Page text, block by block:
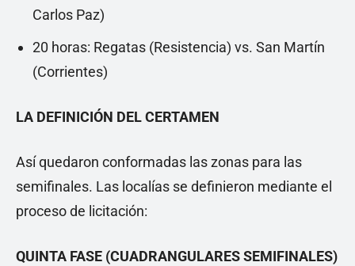
Carlos Paz)
20 horas: Regatas (Resistencia) vs. San Martín
(Corrientes)
LA DEFINICIÓN DEL CERTAMEN
Así quedaron conformadas las zonas para las
semifinales. Las localías se definieron mediante el
proceso de licitación:
QUINTA FASE (CUADRANGULARES SEMIFINALES)